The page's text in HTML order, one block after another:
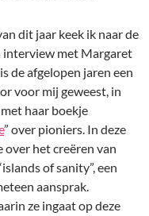
dit jaar keek ik naar de
interview met Margaret
de afgelopen jaren een
voor mij geweest, in
haar boekje
” over pioniers. In deze
over het creëren van
of sanity”, een
aansprak.
ze ingaat op deze